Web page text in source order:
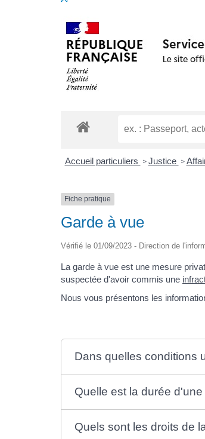
Accueil particuliers > Justice >
Fiche pratique
Garde à vue
Vérifié le 01/09/2023 - Direction de
La garde à vue est une mesure
suspectée d'avoir commis une
Nous vous présentons les
Dans quelles conditions
Quelle est la durée
Quels sont les droits de